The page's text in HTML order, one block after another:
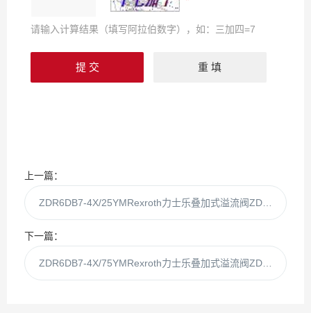
请输入计算结果（填写阿拉伯数字），如：三加四=7
上一篇：
下一篇：